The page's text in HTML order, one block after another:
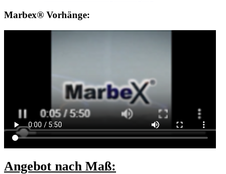
Marbex® Vorhänge:
Angebot nach Maß: